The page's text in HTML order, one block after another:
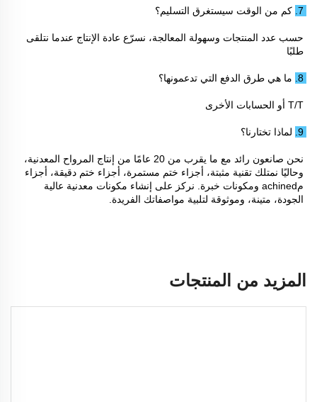
7. كم من الوقت سيستغرق التسليم؟
طلبًا
8. ما هي طرق الدفع التي تدعمونها؟
T/T أو الحسابات الأخرى
9. لماذا تختارنا؟
الجودة، متينة، وموثوقة لتلبية مواصفاتك الفريدة.
المزيد من المنتجات